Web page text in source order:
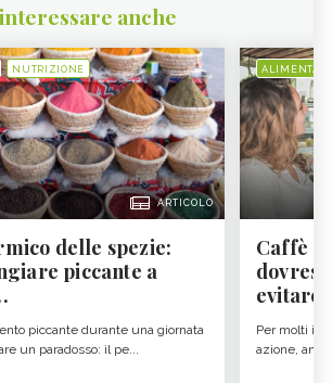
anche
NUTRIZIONE
ARTICOLO
delle spezie:
piccante a
piccante durante una giornata
un paradosso: il pe...
Caffè
evitare
Per molti il
azione,